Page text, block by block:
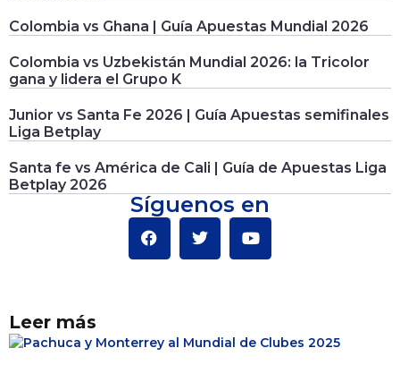
Colombia vs Ghana | Guía Apuestas Mundial 2026
Colombia vs Uzbekistán Mundial 2026: la Tricolor
gana y lidera el Grupo K
Junior vs Santa Fe 2026 | Guía Apuestas semifinales
Liga Betplay
Santa fe vs América de Cali | Guía de Apuestas Liga
Betplay 2026
Síguenos en
Leer más